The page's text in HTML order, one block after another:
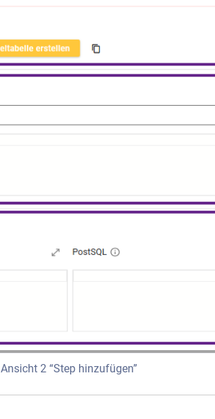
Ansicht 2 “Step hinzufügen”